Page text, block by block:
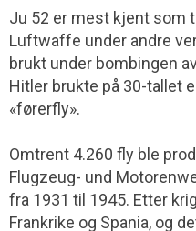
Ju 52 er mest kjent som
Luftwaffe under andre
brukt under bombingen
Hitler brukte på 30-tallet
«førerfly».
Omtrent 4.260 fly ble
Flugzeug- und
fra 1931 til 1945. Etter
Frankrike og Spania, og